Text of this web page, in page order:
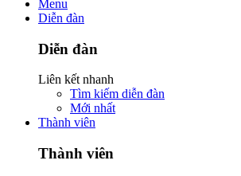
Menu
Diễn đàn
Diễn đàn
Liên kết nhanh
Tìm kiếm diễn đàn
Mới nhất
Thành viên
Thành viên